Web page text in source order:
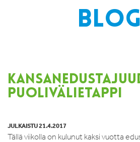
PUOLIVÄLIETAPPI
JULKAISTU 21.4.2017
Tällä viikolla on kulunut kaksi vuotta